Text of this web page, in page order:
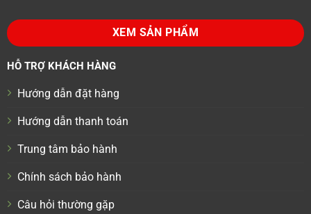
XEM SẢN PHẨM
HỖ TRỢ KHÁCH HÀNG
Hướng dẫn đặt hàng
Hướng dẫn thanh toán
Trung tâm bảo hành
Chính sách bảo hành
Câu hỏi thường gặp